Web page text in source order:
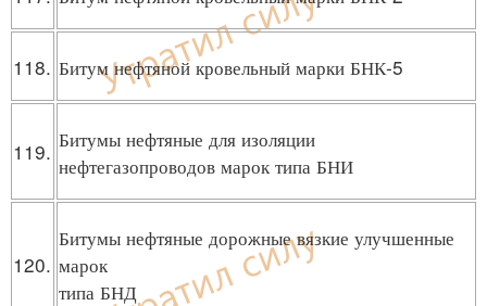
118. Битум нефтяной кровельный марки БНК-5
119. Битумы нефтяные для изоляции
нефтегазопроводов марок типа БНИ
120.
Битумы нефтяные дорожные вязкие улучшенные
марок
типа БНД